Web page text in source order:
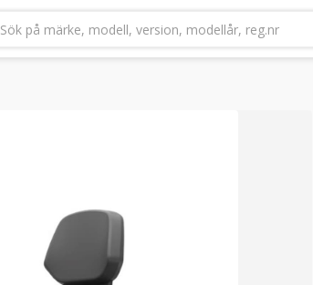
Sök på märke, modell, version, modellår, reg.nr